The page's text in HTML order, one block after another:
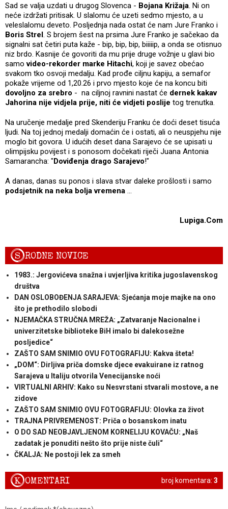
Sad se valja uzdati u drugog Slovenca - Bojana Križaja. Ni on
neće izdržati pritisak. U slalomu će uzeti sedmo mjesto, a u
veleslalomu deveto. Posljednja nada ostat će nam Jure Franko i
Boris Strel. S brojem šest na prsima Jure Franko je sačekao da
signalni sat četiri puta kaže - bip, bip, bip, biiiiip, a onda se otisnuo
niz brdo. Kasnije će govoriti da mu prije druge vožnje u glavi bio
samovideo-rekorder marke Hitachi, koji je savez obećao
svakom tko osvoji medalju. Kad prođe ciljnu kapiju, a semafor
pokaže vrijeme od 1,20.26 i prvo mjesto koje će na koncu biti
dovoljno za srebro - na ciljnoj ravnini nastat će dernek kakav
Jahorina nije vidjela prije, niti će vidjeti poslije tog trenutka.
Na uručenje medalje pred Skenderiju Franku će doći deset tisuća
ljudi. Na toj jednoj medalji domaćin će i ostati, ali o neuspjehu nije
moglo bit govora. U idućih deset dana Sarajevo će se upisati u
olimpijsku povijest i s ponosom dočekati riječi Juana Antonia
Samarancha: "Doviđenja drago Sarajevo!"
A danas, danas su ponos i slava stvar daleke prošlosti i samo
podsjetnik na neka bolja vremena ...
Lupiga.Com
SRODNE NOVICE
1983.: Jergovićeva snažna i uvjerljiva kritika jugoslavenskog
društva
DAN OSLOBOĐENJA SARAJEVA: Sjećanja moje majke na ono
što je prethodilo slobodi
NJEMAČKA STRUČNA MREŽA: „Zatvaranje Nacionalne i
univerzitetske biblioteke BiH imalo bi dalekosežne
posljedice“
ZAŠTO SAM SNIMIO OVU FOTOGRAFIJU: Kakva šteta!
„DOM“: Dirljiva priča domske djece evakuirane iz ratnog
Sarajeva u Italiju otvorila Venecijanske noći
VIRTUALNI ARHIV: Kako su Nesvrstani stvarali mostove, a ne
zidove
ZAŠTO SAM SNIMIO OVU FOTOGRAFIJU: Olovka za život
TRAJNA PRIVREMENOST: Priča o bosanskom inatu
O DO SAD NEOBJAVLJENOM KORNELIJU KOVAČU: „Naš
zadatak je ponuditi nešto što prije niste čuli“
ČKALJA: Ne postoji lek za smeh
broj komentara: 3
KOMENTARI